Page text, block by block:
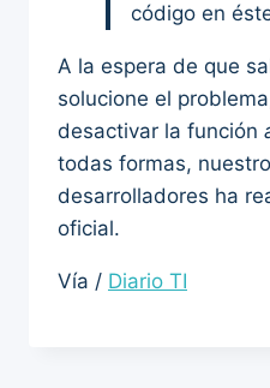
código en
A la espera de que
solucione el
desactivar la función
todas formas,
desarrolladores ha
oficial.
Vía / Diario TI